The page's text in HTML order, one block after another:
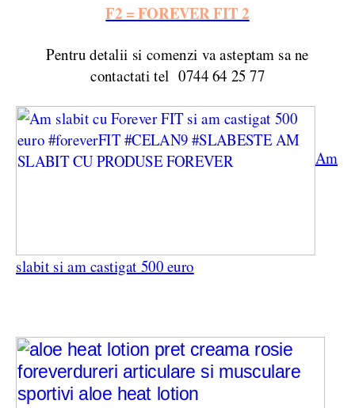
F2 =FOREVER FIT 2
Pentru detalii si comenzi va asteptam sa ne
contactati tel 0744 64 25 77
Am
slabit si am castigat 500 euro